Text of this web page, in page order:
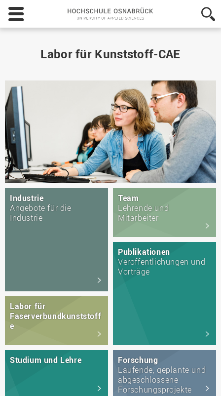
Hochschule
Osnabrück
-
of
Applied
Labor für Kunststoff-CAE
Industrie
Angebote für die
Industrie
Labor für
Faserverbundkunststoff
e
Team
Lehrende und
Mitarbeiter
Publikationen
Veröffentlichungen und
Vorträge
Studium und Lehre
Forschung
Laufende, geplante und
abgeschlossene
Forschungsprojekte